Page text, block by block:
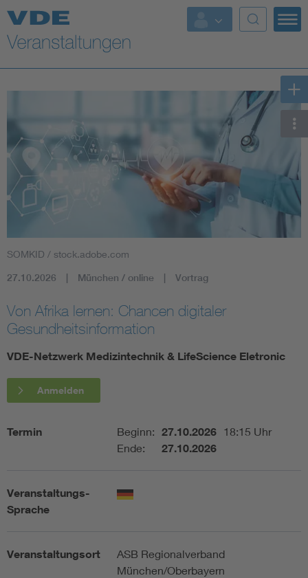
Top Themen
Fokusthemen
AI & Digital Trust
Assisted Living
Functional safety
SOMKID / stock.adobe.com
27.10.2026 München / online Vortrag
Von Afrika lernen: Chancen digitaler
Gesundheitsinformation
VDE-Netzwerk Medizintechnik & LifeScience Eletronic
Anmelden
Termin Beginn: 27.10.2026 18:15 Uhr
Ende:
27.10.2026
Veranstaltungs-
Sprache
Veranstaltungsort
ASB Regionalverband
München/Oberbayern